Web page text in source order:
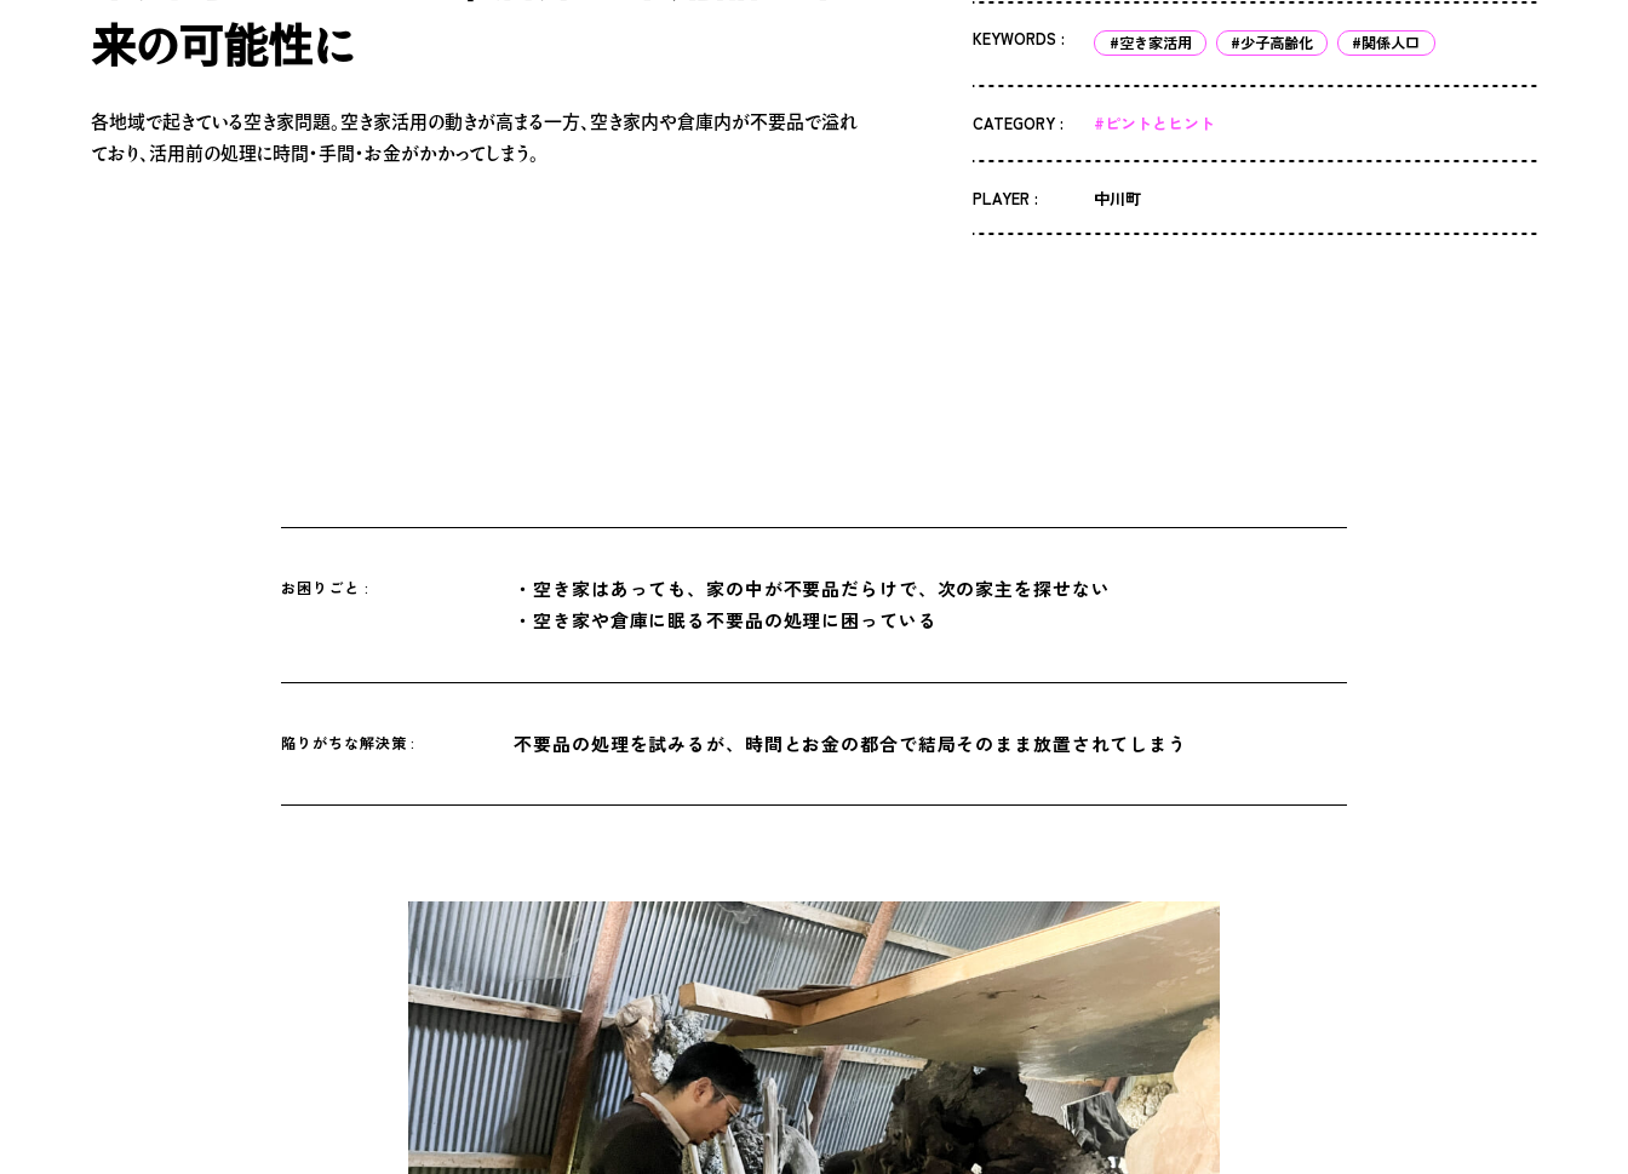
来の可能性に
各地域で起きている空き家問題。空き家活用の動きが高まる一方、空き家内や倉庫内が不要品で溢れ
ており、活用前の処理に時間・手間・お金がかかってしまう。
KEYWORDS : #空き家活用 #少子高齢化 #関係人口
CATEGORY : #ピントとヒント
PLAYER : 中川町
お困りごと :
・空き家はあっても、家の中が不要品だらけで、次の家主を探せない
・空き家や倉庫に眠る不要品の処理に困っている
陥りがちな解決策 : 不要品の処理を試みるが、時間とお金の都合で結局そのまま放置されてしまう